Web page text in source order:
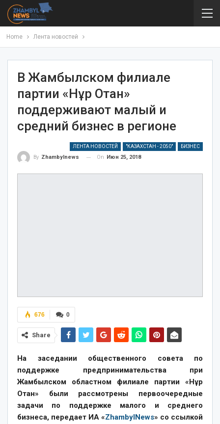
Home Лента новостей
В Жамбылском филиале
партии «Нұр Отан»
поддерживают малый и
средний бизнес в регионе
ЛЕНТА НОВОСТЕЙ "КАЗАХСТАН - 2050" БИЗНЕС
By Zhambylnews On Июн 25, 2018
0
676
Share
На заседании общественного совета по
поддержке предпринимательства при
Жамбылском областном филиале партии «Нұр
Отан» были рассмотрены первоочередные
задачи по поддержке малого и среднего
бизнеса, передает ИА «ZhambylNews» со ссылкой